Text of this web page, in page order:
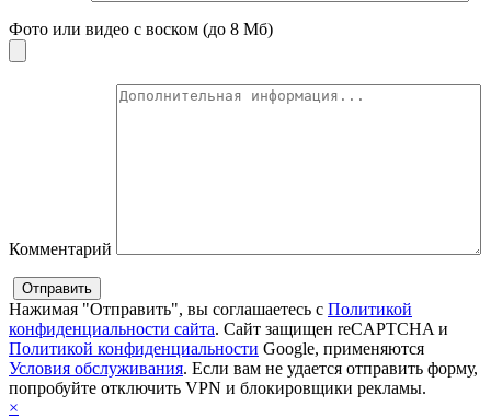
Фото или видео с воском (до 8 Мб)
Комментарий
Нажимая "Отправить", вы соглашаетесь с Политикой
конфиденциальности сайта. Сайт защищен reCAPTCHA и
Политикой конфиденциальности Google, применяются
Условия обслуживания. Если вам не удается отправить форму,
попробуйте отключить VPN и блокировщики рекламы.
×